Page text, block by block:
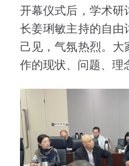
开幕仪式后，学术
长姜琍敏主持的自
己见，气氛热烈。
作的现状、问题、理